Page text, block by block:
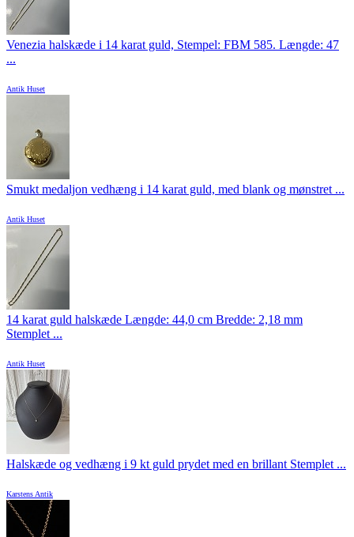
Venezia halskæde i 14 karat guld, Stempel: FBM 585. Længde: 47
...
Antik Huset
Smukt medaljon vedhæng i 14 karat guld, med blank og mønstret ...
Antik Huset
14 karat guld halskæde Længde: 44,0 cm Bredde: 2,18 mm
Stemplet ...
Antik Huset
Halskæde og vedhæng i 9 kt guld prydet med en brillant Stemplet ...
Karstens Antik